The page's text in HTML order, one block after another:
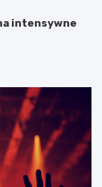
intensywne